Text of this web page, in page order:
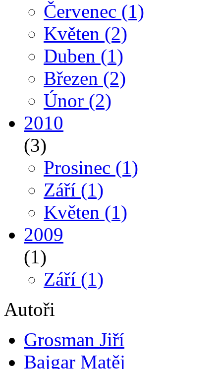
Červenec (1)
Květen (2)
Duben (1)
Březen (2)
Únor (2)
2010
(3)
Prosinec (1)
Září (1)
Květen (1)
2009
(1)
Září (1)
Autoři
Grosman Jiří
Bajgar Matěj